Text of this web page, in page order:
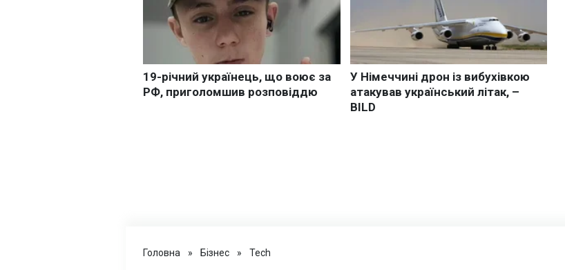
Головна » Бізнес » Tech